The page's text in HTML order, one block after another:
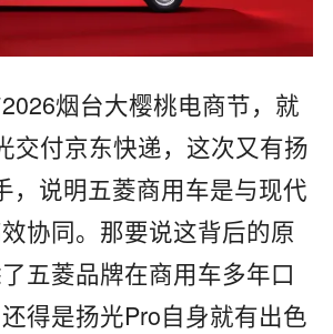
烟台大樱桃电商节，就
交付京东快递，这次又有扬
，说明五菱商用车是与现代
协同。那要说这背后的原
五菱品牌在商用车多年口
得是扬光Pro自身就有出色